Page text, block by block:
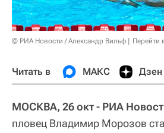
© РИА Новости / Александр Вильф Перейти
Читать в МАКС Дзен
МОСКВА, 26 окт - РИА
пловец Владимир Морозов